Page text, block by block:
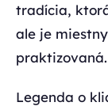
tradícia,
ale je
praktizovaná.
Legenda o